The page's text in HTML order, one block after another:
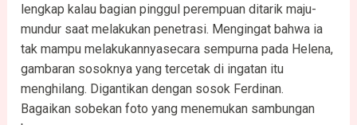
lengkap kalau bagian pinggul perempuan ditarik maju-
mundur saat melakukan penetrasi. Mengingat bahwa ia
tak mampu melakukannyasecara sempurna pada Helena,
gambaran sosoknya yang tercetak di ingatan itu
menghilang. Digantikan dengan sosok Ferdinan.
Bagaikan sobekan foto yang menemukan sambungan